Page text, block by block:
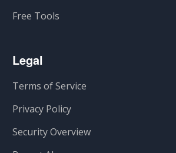
Free Tools
Legal
Terms of Service
Privacy Policy
Security Overview